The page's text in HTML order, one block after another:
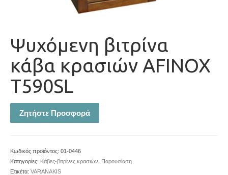
Ψυχόμενη βιτρίνα
κάβα κρασιών AFINOX
Τ590SL
Ζητήστε Προσφορά
Κωδικός προϊόντος: 01-0446
Κατηγορίες: Κάβες-βιτρίνες κρασιών
Παρουσίαση
Ετικέτα: VARANAKIS